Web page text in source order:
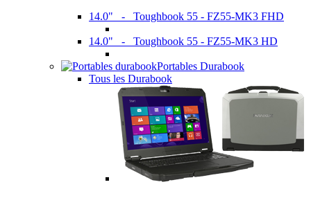
14.0" - Toughbook 55 - FZ55-MK3 FHD
14.0" - Toughbook 55 - FZ55-MK3 HD
Portables Durabook
Tous les Durabook